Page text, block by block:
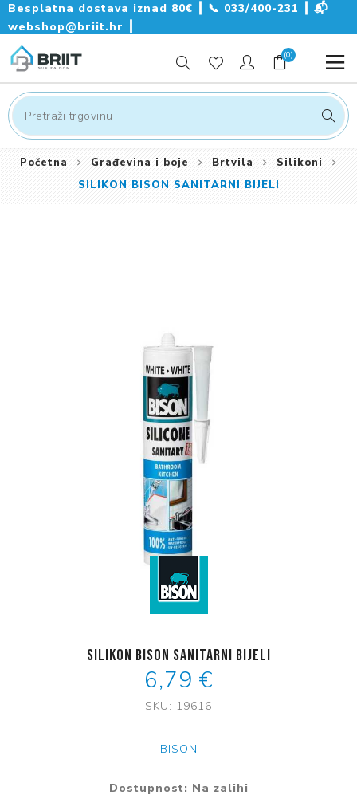
Besplatna dostava iznad 80€ ┃ 📞 033/400-231
📬
webshop@briit.hr
(0)
Početna Građevina i boje Brtvila
Silikoni
SILIKON BISON SANITARNI BIJELI
SILIKON BISON SANITARNI BIJELI
6,79 €
SKU: 19616
BISON
Dostupnost: Na zalihi